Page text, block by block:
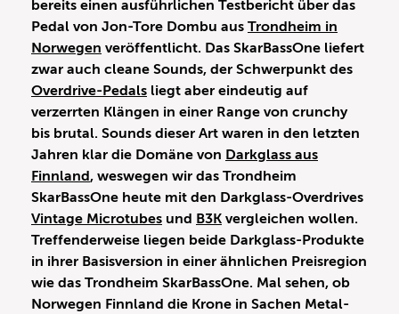
bereits einen ausführlichen Testbericht über das
Pedal von Jon-Tore Dombu aus Trondheim in
Norwegen veröffentlicht. Das SkarBassOne liefert
zwar auch cleane Sounds, der Schwerpunkt des
Overdrive-Pedals liegt aber eindeutig auf
verzerrten Klängen in einer Range von crunchy
bis brutal. Sounds dieser Art waren in den letzten
Jahren klar die Domäne von Darkglass aus
Finnland, weswegen wir das Trondheim
SkarBassOne heute mit den Darkglass-Overdrives
Vintage Microtubes und B3K vergleichen wollen.
Treffenderweise liegen beide Darkglass-Produkte
in ihrer Basisversion in einer ähnlichen Preisregion
wie das Trondheim SkarBassOne. Mal sehen, ob
Norwegen Finnland die Krone in Sachen Metal-